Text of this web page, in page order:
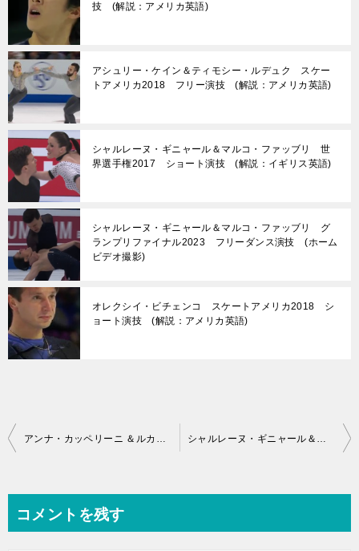
技 (解説：アメリカ英語)
アシュリー・ケイン＆ティモシー・ルデュク スケー
トアメリカ2018 フリー演技 (解説：アメリカ英語)
シャルレーヌ・ギニャール＆マルコ・ファッブリ 世
界選手権2017 ショート演技 (解説：イギリス英語)
シャルレーヌ・ギニャール＆マルコ・ファッブリ グ
ランプリファイナル2023 フリーダンス演技 (ホーム
ビデオ撮影)
オレクシイ・ビチェンコ スケートアメリカ2018 シ
ョート演技 (解説：アメリカ英語)
投
ビ
アンナ・カッペリーニ ＆ルカ・ラノッ テ 世界選手権2018 エキシビション演技 (解説：ロシア語) シャルレーヌ・ギニャール＆マルコ・ファッブリ スケートアメリカ2018 フリー演技 (解説：カナダ英語)
コメントを残す